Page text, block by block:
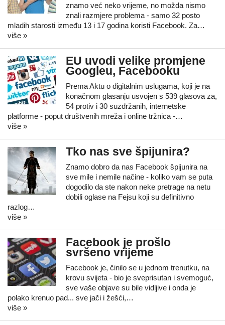
znamo već neko vrijeme, no možda nismo
znali razmjere problema - samo 32 posto
mladih starosti između 13 i 17 godina koristi Facebook. Za…
više »
EU uvodi velike promjene
Googleu, Facebooku
Prema Aktu o digitalnim uslugama, koji je na
konačnom glasanju usvojen s 539 glasova za,
54 protiv i 30 suzdržanih, internetske
platforme - poput društvenih mreža i online tržnica -…
više »
Tko nas sve špijunira?
Znamo dobro da nas Facebook špijunira na
sve mile i nemile načine - koliko vam se puta
dogodilo da ste nakon neke pretrage na netu
dobili oglase na Fejsu koji su definitivno
razlog…
više »
Facebook je prošlo
svršeno vrijeme
Facebook je, činilo se u jednom trenutku, na
krovu svijeta - bio je sveprisutan i svemoguć,
sve vaše objave su bile vidljive i onda je
polako krenuo pad... sve jači i žešći,…
više »